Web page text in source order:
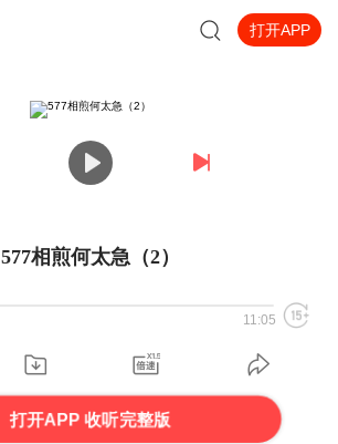
打开APP
577相煎何太急（2）
11:05
打开APP 收听完整版